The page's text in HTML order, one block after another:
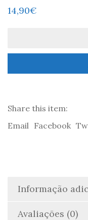
14,90€
Os
do
Charlotte
Share this item:
Email Facebook
Informação
Avaliações (0)